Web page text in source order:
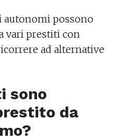
autonomi possono
vari prestiti con
ad alternative
sono
da